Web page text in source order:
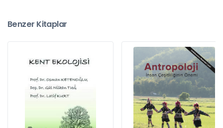
Benzer Kitaplar